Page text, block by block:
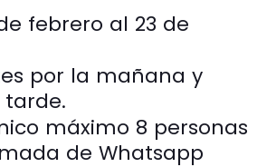
febrero al 23 de
por la mañana y
máximo 8 personas
de Whatsapp